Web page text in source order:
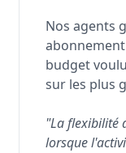
Nos agents
budget
sur les plus
"La flexibilité
lorsque